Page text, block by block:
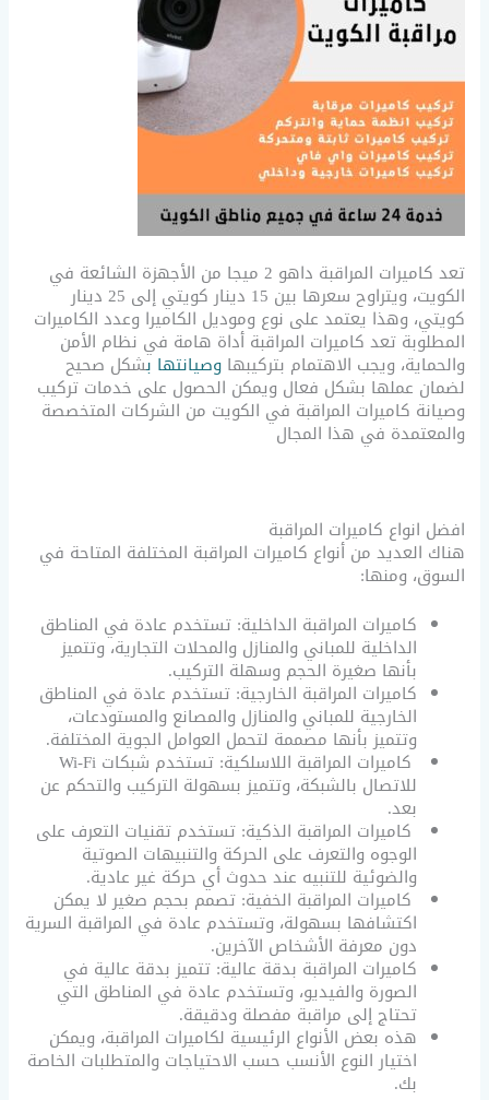
تعد كاميرات المراقبة داهو 2 ميجا من الأجهزة الشائعة في
الكويت، ويتراوح سعرها بين 15 دينار كويتي إلى 25 دينار
كويتي، وهذا يعتمد على نوع وموديل الكاميرا وعدد الكاميرات
المطلوبة تعد كاميرات المراقبة أداة هامة في نظام الأمن
والحماية، ويجب الاهتمام بتركيبهاوصيانتها بشكل صحيح
لضمان عملها بشكل فعال ويمكن الحصول على خدمات تركيب
وصيانة كاميرات المراقبة في الكويت من الشركات المتخصصة
والمعتمدة في هذا المجال
افضل انواع كاميرات المراقبة
هناك العديد من أنواع كاميرات المراقبة المختلفة المتاحة في
السوق، ومنها:
كاميرات المراقبة الداخلية: تستخدم عادة في المناطق
الداخلية للمباني والمنازل والمحلات التجارية، وتتميز
بأنها صغيرة الحجم وسهلة التركيب.
كاميرات المراقبة الخارجية: تستخدم عادة في المناطق
الخارجية للمباني والمنازل والمصانع والمستودعات،
وتتميز بأنها مصممة لتحمل العوامل الجوية المختلفة.
كاميرات المراقبة اللاسلكية: تستخدم شبكات Wi-Fi
للاتصال بالشبكة، وتتميز بسهولة التركيب والتحكم عن
بعد.
كاميرات المراقبة الذكية: تستخدم تقنيات التعرف على
الوجوه والتعرف على الحركة والتنبيهات الصوتية
والضوئية للتنبيه عند حدوث أي حركة غير عادية.
كاميرات المراقبة الخفية: تصمم بحجم صغير لا يمكن
اكتشافها بسهولة، وتستخدم عادة في المراقبة السرية
دون معرفة الأشخاص الآخرين.
كاميرات المراقبة بدقة عالية: تتميز بدقة عالية في
الصورة والفيديو، وتستخدم عادة في المناطق التي
تحتاج إلى مراقبة مفصلة ودقيقة.
هذه بعض الأنواع الرئيسية لكاميرات المراقبة، ويمكن
اختيار النوع الأنسب حسب الاحتياجات والمتطلبات الخاصة
بك.